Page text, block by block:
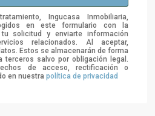
Ingucasa Inmobiliaria,
en este formulario con la
tu solicitud y enviarte información
relacionados. Al aceptar,
Estos se almacenarán de forma
terceros salvo por obligación legal.
de acceso, rectificación o
en nuestrapolítica de privacidad